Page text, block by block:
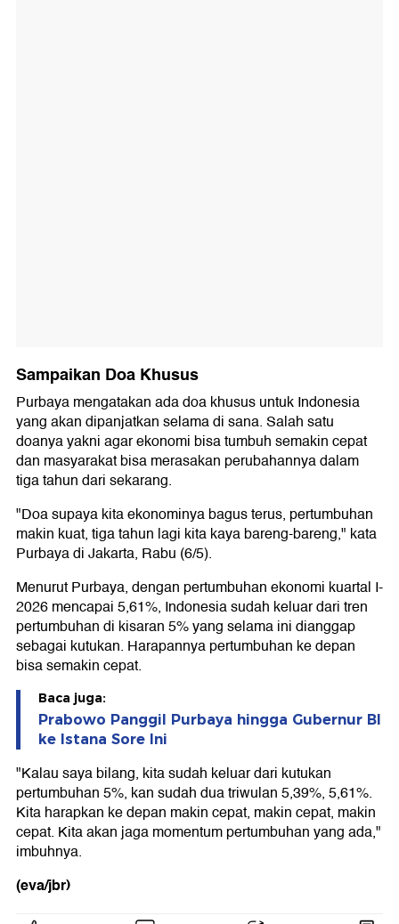
Sampaikan Doa Khusus
Purbaya mengatakan ada doa khusus untuk Indonesia
yang akan dipanjatkan selama di sana. Salah satu
doanya yakni agar ekonomi bisa tumbuh semakin cepat
dan masyarakat bisa merasakan perubahannya dalam
tiga tahun dari sekarang.
"Doa supaya kita ekonominya bagus terus, pertumbuhan
makin kuat, tiga tahun lagi kita kaya bareng-bareng," kata
Purbaya di Jakarta, Rabu (6/5).
Menurut Purbaya, dengan pertumbuhan ekonomi kuartal I-
2026 mencapai 5,61%, Indonesia sudah keluar dari tren
pertumbuhan di kisaran 5% yang selama ini dianggap
sebagai kutukan. Harapannya pertumbuhan ke depan
bisa semakin cepat.
Baca juga:
Prabowo Panggil Purbaya hingga Gubernur BI
ke Istana Sore Ini
"Kalau saya bilang, kita sudah keluar dari kutukan
pertumbuhan 5%, kan sudah dua triwulan 5,39%, 5,61%.
Kita harapkan ke depan makin cepat, makin cepat, makin
cepat. Kita akan jaga momentum pertumbuhan yang ada,"
imbuhnya.
(eva/jbr)